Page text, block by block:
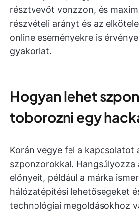
résztvevőt vonzzon, és
részvételi arányt és az
online eseményekre is
gyakorlat.
Hogyan lehet
toborozni egy
Korán vegye fel a kapcsolatot
szponzorokkal. Hangsúlyozza
előnyeit, például a márka
hálózatépítési lehetőségeket
technológiai megoldásokhoz